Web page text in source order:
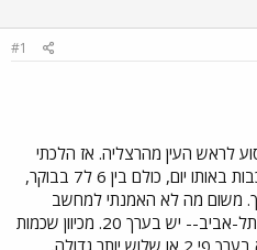
#1
לראש העין מהרצליה. אז הלכתי
לאתר הרכבת וראיתח שיש... 3 רכבות באותו יום, כולם בין 6 ל7 בבוקר,
משום מה לא האמנתי למחשב
והחלטתי לבדוק כמה רכבות יש מתל-אביב-- יש בערך 20. מכיוון שכמות
הרכבות ביום מהרצליה לת"א היא בערך פי 2 או שלוש יותר גדולה,